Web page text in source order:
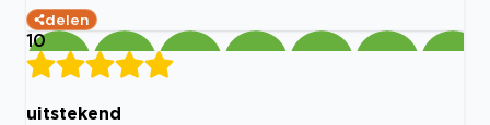
delen
10
uitstekend